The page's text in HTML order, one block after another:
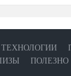
ТЕХНОЛОГИИ
ПОЛЕЗНО